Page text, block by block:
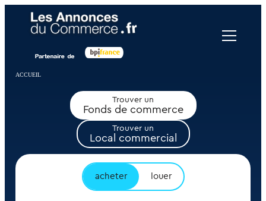
ACCUEIL
Trouver un
Fonds de commerce
Trouver un
Local commercial
acheter louer
Panneau de gestion des cookies